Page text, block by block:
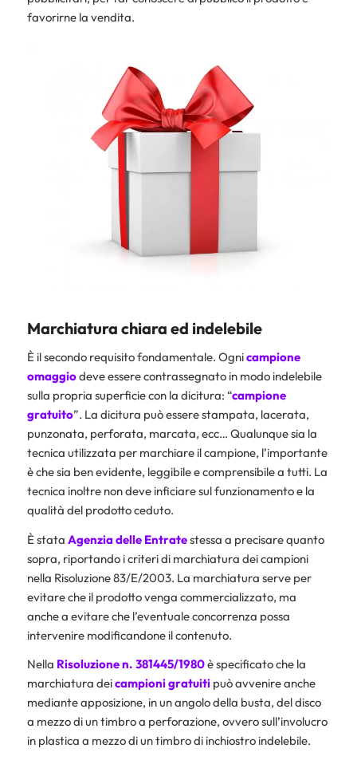
favorirne la vendita.
Marchiatura chiara ed indelebile
È il secondo requisito fondamentale. Ognicampione
omaggiodeve essere contrassegnato in modo indelebile
sulla propria superficie con la dicitura: “campione
gratuito”. La dicitura può essere stampata, lacerata,
punzonata, perforata, marcata, ecc… Qualunque sia la
tecnica utilizzata per marchiare il campione, l’importante
è che sia ben evidente, leggibile e comprensibile a tutti. La
tecnica inoltre non deve inficiare sul funzionamento e la
qualità del prodotto ceduto.
È stata Agenzia delle Entratestessa a precisare quanto
sopra, riportando i criteri di marchiatura dei campioni
nella Risoluzione 83/E/2003. La marchiatura serve per
evitare che il prodotto venga commercializzato, ma
anche a evitare che l’eventuale concorrenza possa
intervenire modificandone il contenuto.
Nella Risoluzione n. 381445/1980è specificato che la
marchiatura deicampioni gratuitipuò avvenire anche
mediante apposizione, in un angolo della busta, del disco
a mezzo di un timbro a perforazione, ovvero sull’involucro
in plastica a mezzo di un timbro di inchiostro indelebile.